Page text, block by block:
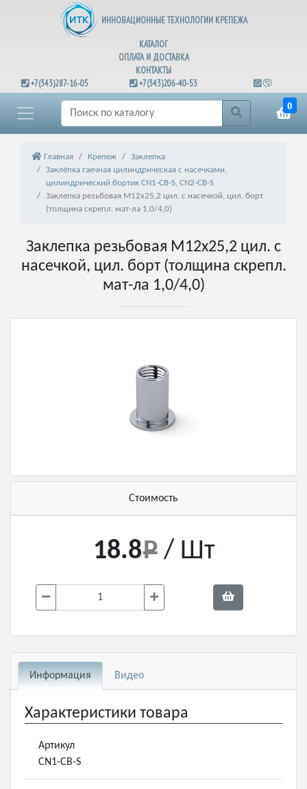
ИННОВАЦИОННЫЕ ТЕХНОЛОГИИ КРЕПЕЖА
КАТАЛОГ
ОПЛАТА И ДОСТАВКА
КОНТАКТЫ
+7(343)287-16-05
+7(343)206-40-53
0
Главная Крепеж
Заклепка
Заклёпка гаечная цилиндрическая с насечками,
цилиндрический бортик CN1-CB-S, CN2-CB-S
Заклепка резьбовая М12х25,2 цил. с насечкой, цил. борт
(толщина скрепл. мат-ла 1,0/4,0)
Заклепка резьбовая М12х25,2 цил. с
насечкой, цил. борт (толщина скрепл.
мат-ла 1,0/4,0)
Стоимость
18.8 / Шт
Информация Видео
Характеристики товара
Артикул
CN1-CB-S